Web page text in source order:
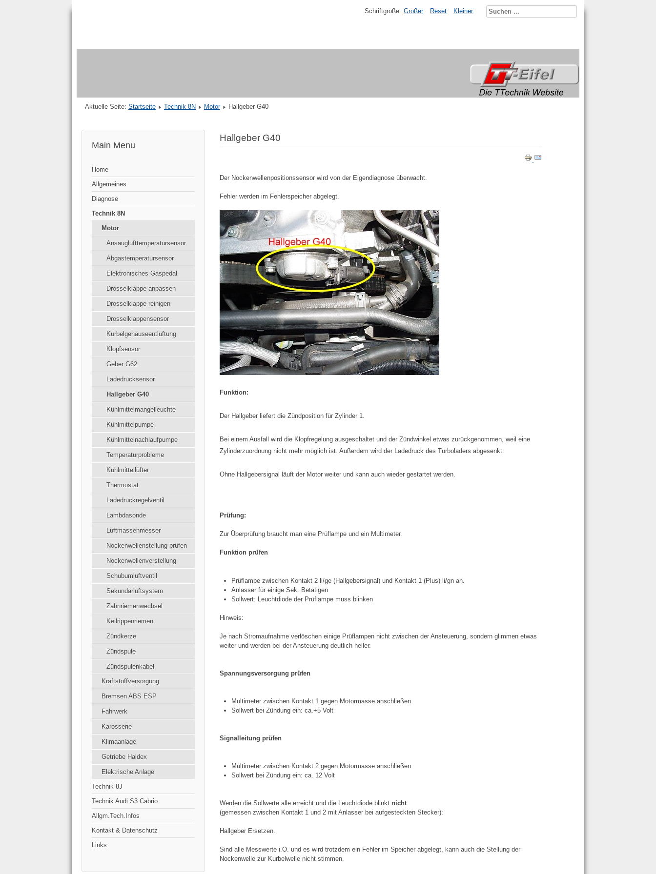
Schriftgröße Größer Reset Kleiner
Aktuelle Seite: Startseite Technik 8N Motor Hallgeber G40
Main Menu
Home
Allgemeines
Diagnose
Technik 8N
Motor
Ansauglufttemperatursensor
Abgastemperatursensor
Elektronisches Gaspedal
Drosselklappe anpassen
Drosselklappe reinigen
Drosselklappensensor
Kurbelgehäuseentlüftung
Klopfsensor
Geber G62
Ladedrucksensor
Hallgeber G40
Kühlmittelmangelleuchte
Kühlmittelpumpe
Kühlmittelnachlaufpumpe
Temperaturprobleme
Kühlmittellüfter
Thermostat
Ladedruckregelventil
Lambdasonde
Luftmassenmesser
Nockenwellenstellung prüfen
Nockenwellenverstellung
Schubumluftventil
Sekundärluftsystem
Zahnriemenwechsel
Keilrippenriemen
Zündkerze
Zündspule
Zündspulenkabel
Kraftstoffversorgung
Bremsen ABS ESP
Fahrwerk
Karosserie
Klimaanlage
Getriebe Haldex
Elektrische Anlage
Technik 8J
Technik Audi S3 Cabrio
Allgm.Tech.Infos
Kontakt & Datenschutz
Links
Hallgeber G40
Der Nockenwellenpositionssensor wird von der Eigendiagnose überwacht.
Fehler werden im Fehlerspeicher abgelegt.
Funktion:
Der Hallgeber liefert die Zündposition für Zylinder 1.
Bei einem Ausfall wird die Klopfregelung ausgeschaltet und der Zündwinkel etwas zurückgenommen, weil eine
Zylinderzuordnung nicht mehr möglich ist. Außerdem wird der Ladedruck des Turboladers abgesenkt.
Ohne Hallgebersignal läuft der Motor weiter und kann auch wieder gestartet werden.
Prüfung:
Zur Überprüfung braucht man eine Prüflampe und ein Multimeter.
Funktion prüfen
Prüflampe zwischen Kontakt 2 li/ge (Hallgebersignal) und Kontakt 1 (Plus) li/gn an.
Anlasser für einige Sek. Betätigen
Sollwert: Leuchtdiode der Prüflampe muss blinken
Hinweis:
Je nach Stromaufnahme verlöschen einige Prüflampen nicht zwischen der Ansteuerung, sondern glimmen etwas
weiter und werden bei der Ansteuerung deutlich heller.
Spannungsversorgung prüfen
Multimeter zwischen Kontakt 1 gegen Motormasse anschließen
Sollwert bei Zündung ein: ca.+5 Volt
Signalleitung prüfen
Multimeter zwischen Kontakt 2 gegen Motormasse anschließen
Sollwert bei Zündung ein: ca. 12 Volt
Werden die Sollwerte alle erreicht und die Leuchtdiode blinkt nicht
(gemessen zwischen Kontakt 1 und 2 mit Anlasser bei aufgesteckten Stecker):
Hallgeber Ersetzen.
Sind alle Messwerte i.O. und es wird trotzdem ein Fehler im Speicher abgelegt, kann auch die Stellung der
Nockenwelle zur Kurbelwelle nicht stimmen.